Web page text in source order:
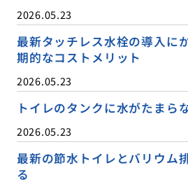
2026.05.23
最新タッチレス水栓の導入に
期的なコストメリット
2026.05.23
トイレのタンクに水がたまら
2026.05.23
最新の節水トイレとバリウム
る